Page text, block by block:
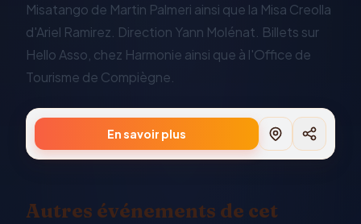
Misatango de Martin Palmeri ainsi que la Misa Creolla
d'Ariel Ramirez. Direction Yann Molénat. Billets sur
Hello Asso, chez Harmonie ainsi que à l'Office de
Tourisme de Compiègne.
En savoir plus
Autres événements de cet